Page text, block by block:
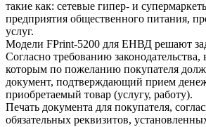
такие как: сетевые гипер- и
предприятия общественного питания,
услуг.
Модели FPrint-5200 для ЕНВД решают
Согласно требованию законодательства,
которым по пожеланию покупателя
документ, подтверждающий прием
приобретаемый товар (услугу, работу).
Печать документа для покупателя,
обязательных реквизитов,